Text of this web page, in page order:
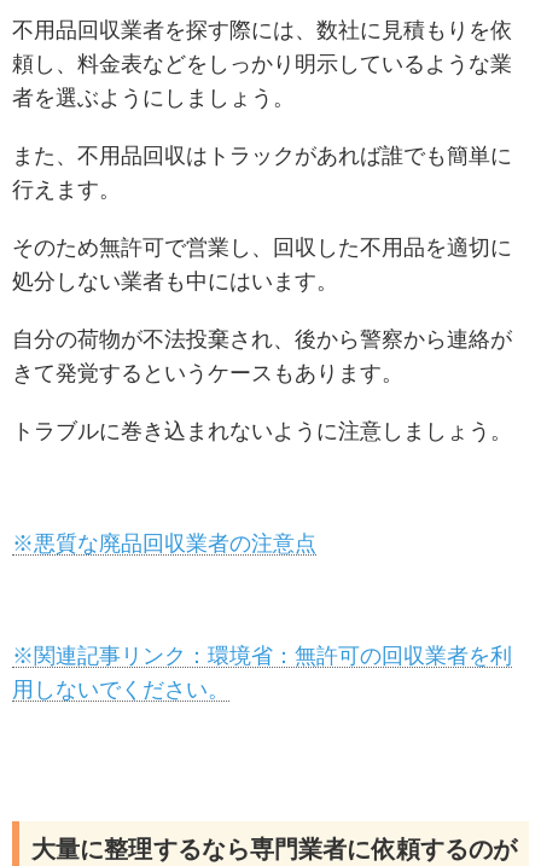
不用品回収業者を探す際には、数社に見積もりを依
頼し、料金表などをしっかり明示しているような業
者を選ぶようにしましょう。
また、不用品回収はトラックがあれば誰でも簡単に
行えます。
そのため無許可で営業し、回収した不用品を適切に
処分しない業者も中にはいます。
自分の荷物が不法投棄され、後から警察から連絡が
きて発覚するというケースもあります。
トラブルに巻き込まれないように注意しましょう。
※悪質な廃品回収業者の注意点
※関連記事リンク：環境省：無許可の回収業者を利
用しないでください。
大量に整理するなら専門業者に依頼するのが